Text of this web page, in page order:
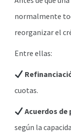
normalmente
reorganizar el
Entre ellas:
cuotas.
Acuerdos de
según la